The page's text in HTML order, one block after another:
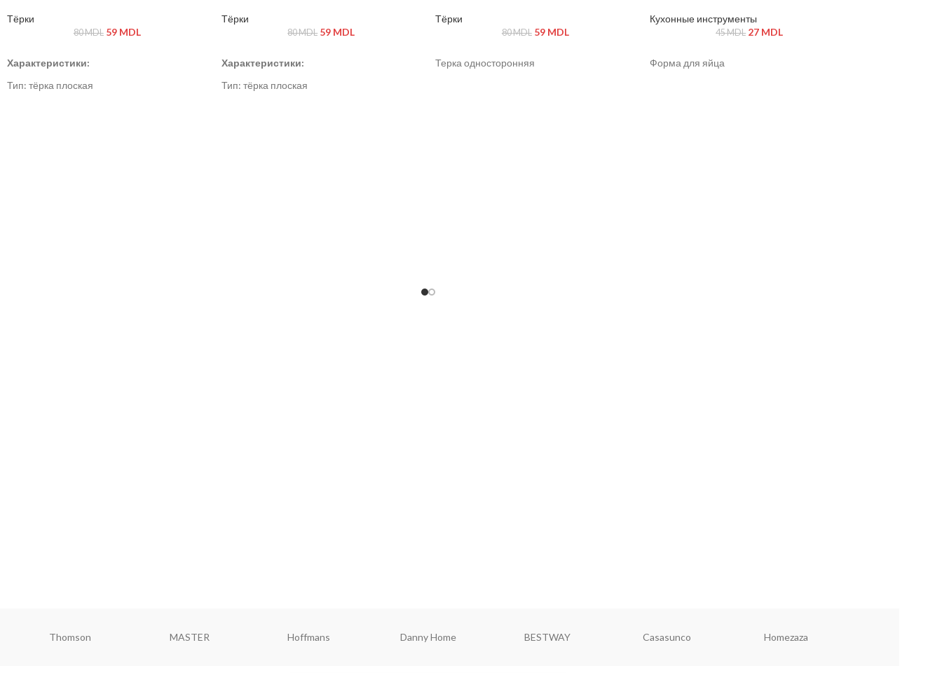
Тёрки
80MDL 59 MDL
Характеристики:
Тип: тёрка плоская
Тёрки
80MDL 59 MDL
Характеристики:
Тип: тёрка плоская
Тёрки
80MDL 59 MDL
Терка односторонняя
Кухонные инструменты
45MDL 27 MDL
Форма для яйца
Redmond ViaPot Rondell Falez Brart Dannyhome Vaisselle